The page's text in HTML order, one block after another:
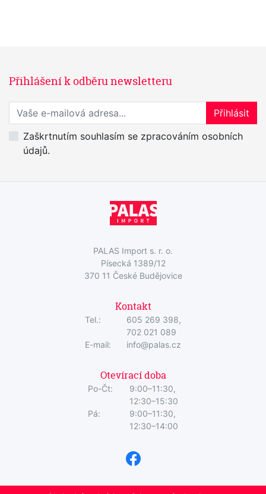
Přihlášení k odběru newsletteru
Přihlaste se k odběru novinek
Přihlásit
Zaškrtnutím souhlasím se zpracováním osobních
údajů.
PALAS Import s. r. o.
Písecká 1389/12
370 11 České Budějovice
Kontakt
Tel.:
605 269 398,
702 021 089
E-mail:
info@palas.cz
Otevírací doba
Po-Čt:
9:00–11:30,
12:30–15:30
Pá:
9:00–11:30,
12:30–14:00